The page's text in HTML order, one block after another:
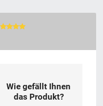
Wie gefällt Ihnen
das Produkt?